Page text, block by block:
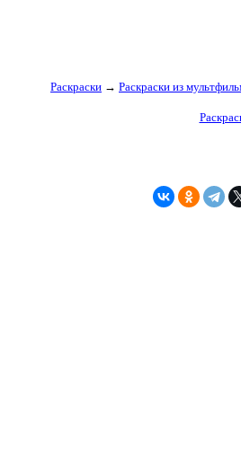
Раскраски → Раскраски из